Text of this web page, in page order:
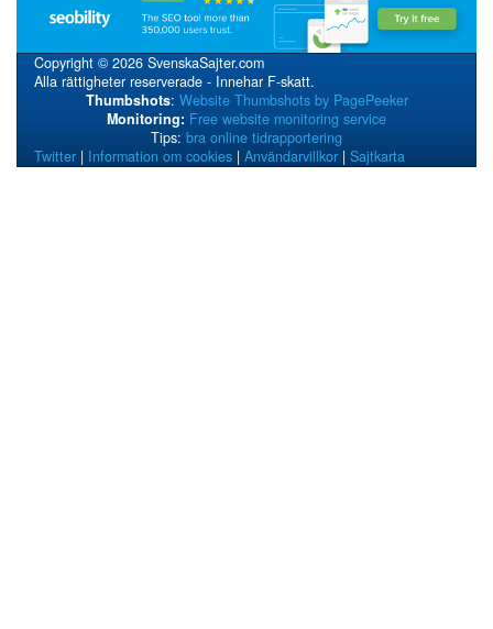
Copyright © 2026 SvenskaSajter.com
Alla rättigheter reserverade - Innehar F-skatt.
Thumbshots: Website Thumbshots by PagePeeker
Monitoring: Free website monitoring service
Tips: bra online tidrapportering
Twitter | Information om cookies | Användarvillkor | Sajtkarta